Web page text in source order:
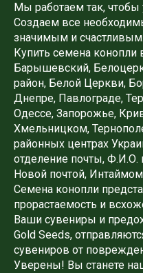
Мы работаем так, чтобы
Создаем все
значимым и счастливым.
Купить семена конопли
Барышевский,
район, Белой Церкви,
Днепре, Павлограде,
Одессе, Запорожье,
Хмельницком,
районных центрах
отделение почты, Ф.И.О.
Новой почтой,
Семена конопли
прорастаемость и
Ваши сувениры и
Gold Seeds,
сувениров от
Уверены! Вы станете